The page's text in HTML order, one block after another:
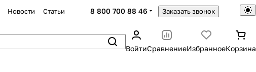
Новости Статьи 8 800 700 88 46 Заказать звонок
ВойтиСравнениеИзбранноеКорзина